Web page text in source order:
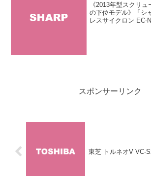
《2013年型スクリ
の下位モデル》「シ
レスサイクロン EC-
スポンサーリンク
東芝 トルネオV VC-